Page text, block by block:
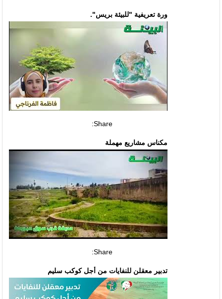
ورة تعريفية "للبيئة بريس".
Share:
مكناس مشاريع مهملة
Share:
تدبير معقلن للنفايات من أجل كوكب سليم